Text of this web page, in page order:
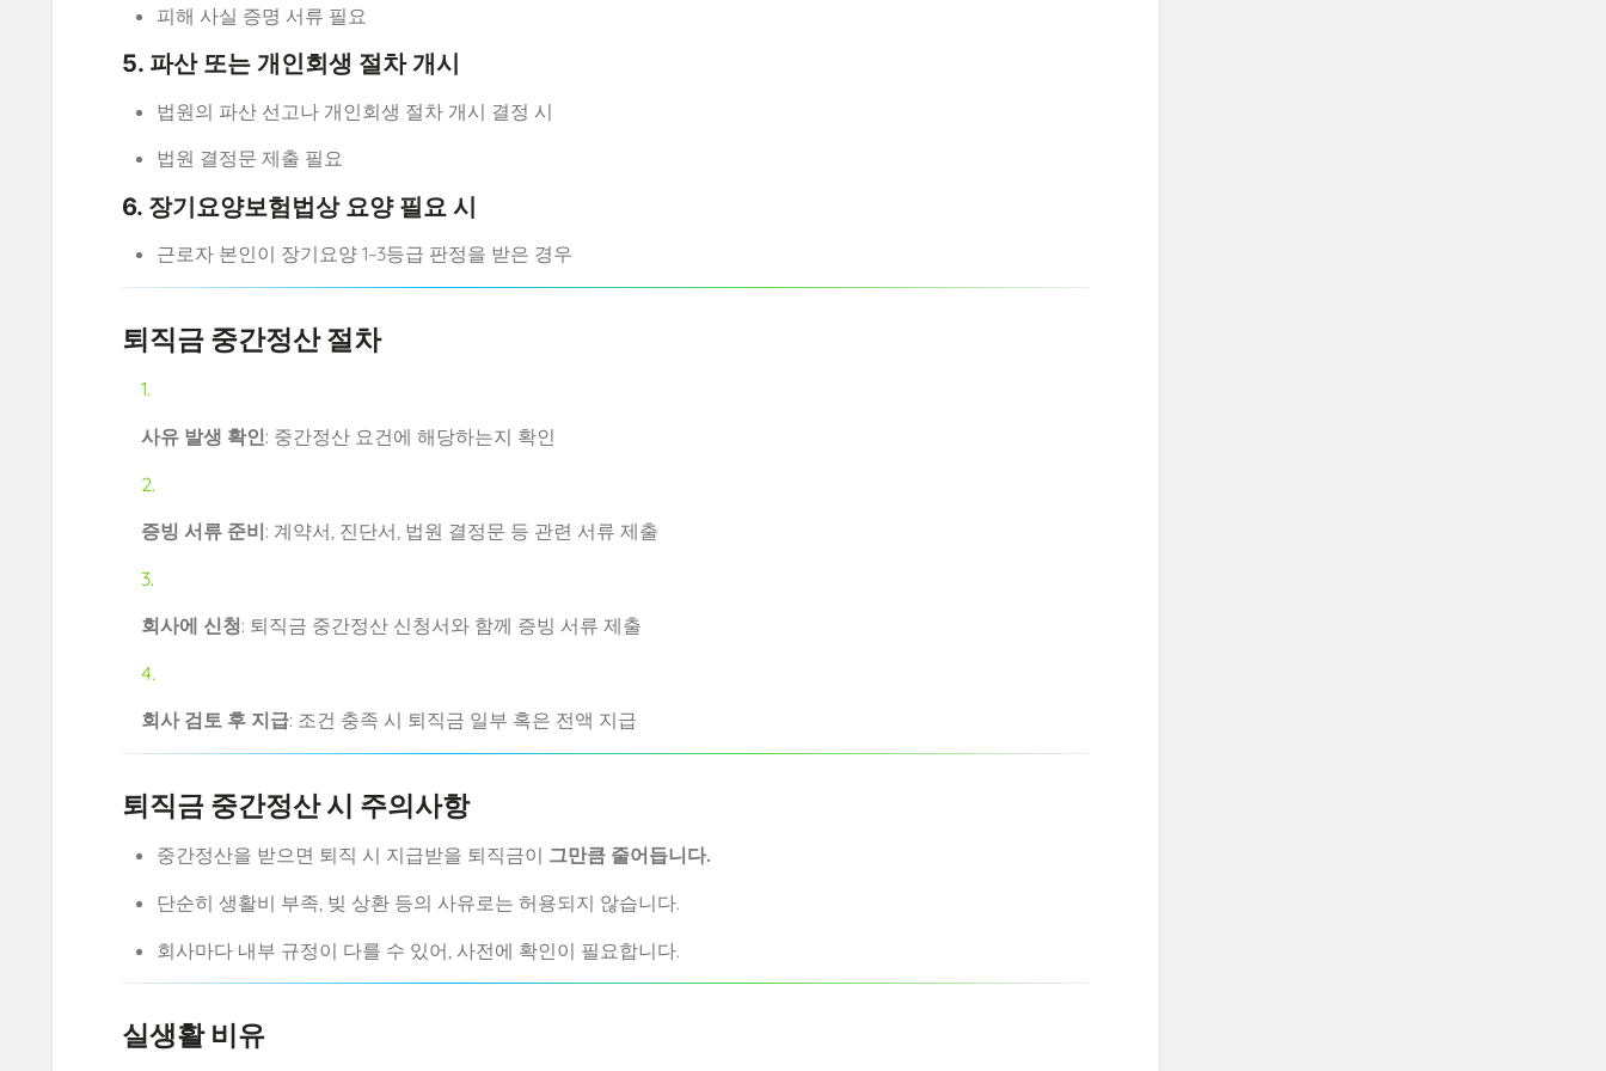
피해 사실 증명 서류 필요
5. 파산 또는 개인회생 절차 개시
법원의 파산 선고나 개인회생 절차 개시 결정 시
법원 결정문 제출 필요
6. 장기요양보험법상 요양 필요 시
근로자 본인이 장기요양 1~3등급 판정을 받은 경우
퇴직금 중간정산 절차
사유 발생 확인: 중간정산 요건에 해당하는지 확인
증빙 서류 준비: 계약서, 진단서, 법원 결정문 등 관련 서류 제출
회사에 신청: 퇴직금 중간정산 신청서와 함께 증빙 서류 제출
회사 검토 후 지급: 조건 충족 시 퇴직금 일부 혹은 전액 지급
퇴직금 중간정산 시 주의사항
중간정산을 받으면 퇴직 시 지급받을 퇴직금이 그만큼 줄어듭니다.
단순히 생활비 부족, 빚 상환 등의 사유로는 허용되지 않습니다.
회사마다 내부 규정이 다를 수 있어, 사전에 확인이 필요합니다.
실생활 비유